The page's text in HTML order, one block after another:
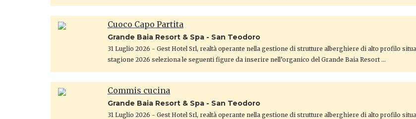
Cuoco Capo Partita
Grande Baia Resort & Spa - San Teodoro
31 Luglio 2026 - Gest Hotel Srl, realtà operante nella gestione di strutture alberghiere di alto profilo
stagione 2026 seleziona le seguenti figure da inserire nell’organico del Grande Baia Resort …
Commis cucina
Grande Baia Resort & Spa - San Teodoro
31 Luglio 2026 - Gest Hotel Srl, realtà operante nella gestione di strutture alberghiere di alto profilo